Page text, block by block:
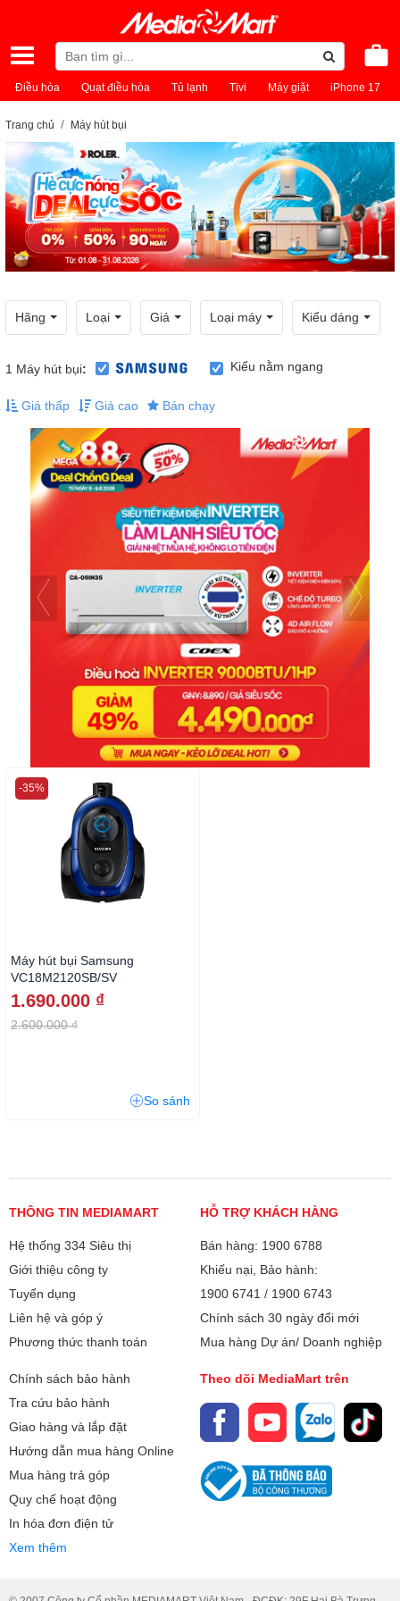
Điều hòa Quạt điều hòa Tủ lạnh Tivi Máy giặt iPhone 17
Trang chủ Máy hút bụi
Hãng Loại Giá Loại máy Kiểu dáng
1 Máy hút bụi: Kiểu nằm ngang
Giá thấp Giá cao Bán chạy
Máy hút bụi Samsung
VC18M2120SB/SV
1.690.000 ₫
2.600.000 ₫
-35%
So sánh
THÔNG TIN MEDIAMART
Hệ thống 334 Siêu thị
Giới thiệu công ty
Tuyển dụng
Liên hệ và góp ý
Phương thức thanh toán
HỖ TRỢ KHÁCH HÀNG
Bán hàng: 1900 6788
Khiếu nại, Bảo hành:
1900 6741 / 1900 6743
Chính sách 30 ngày đổi mới
Mua hàng Dự án/ Doanh nghiệp
Chính sách bảo hành
Tra cứu bảo hành
Giao hàng và lắp đặt
Hướng dẫn mua hàng Online
Mua hàng trả góp
Quy chế hoạt động
In hóa đơn điện tử
Xem thêm
Theo dõi MediaMart trên